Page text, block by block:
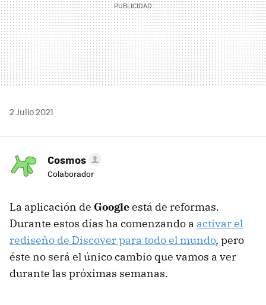
2 Julio 2021
Cosmos
Colaborador
La aplicación de Googleestá de reformas.
Durante estos días ha comenzando a activar el
rediseño de Discover para todo el mundo, pero
éste no será el único cambio que vamos a ver
durante las próximas semanas.